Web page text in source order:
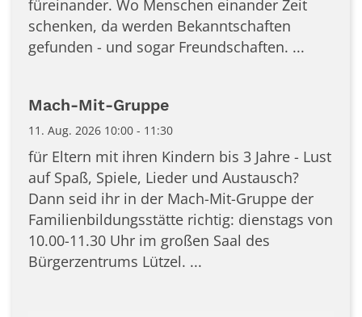
füreinander. Wo Menschen einander Zeit
schenken, da werden Bekanntschaften
gefunden - und sogar Freundschaften. ...
Mach-Mit-Gruppe
11. Aug. 2026 10:00 - 11:30
für Eltern mit ihren Kindern bis 3 Jahre - Lust
auf Spaß, Spiele, Lieder und Austausch?
Dann seid ihr in der Mach-Mit-Gruppe der
Familienbildungsstätte richtig: dienstags von
10.00-11.30 Uhr im großen Saal des
Bürgerzentrums Lützel. ...